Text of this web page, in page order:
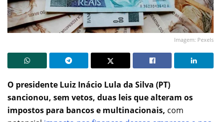
Imagem: Pexels
O presidente Luiz Inácio Lula da Silva (PT)
sancionou, sem vetos, duas leis que alteram os
impostos para bancos e multinacionais, com